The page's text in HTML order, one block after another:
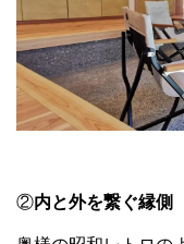
②内と外を繋ぐ縁側